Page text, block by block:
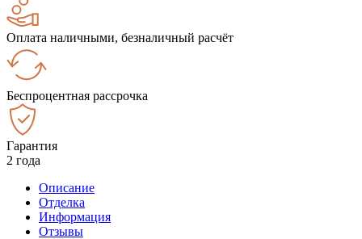
Оплата наличными, безналичный расчёт
Беспроцентная рассрочка
Гарантия
2 года
Описание
Отделка
Информация
Отзывы